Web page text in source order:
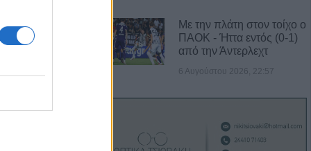
το σύστημα
από
στο Ζάρκο
Με την πλάτη στον τοίχο ο
ΠΑΟΚ - Ήττα εντός (0-1)
από την Άντερλεχτ
6 Αυγούστου 2026, 22:57